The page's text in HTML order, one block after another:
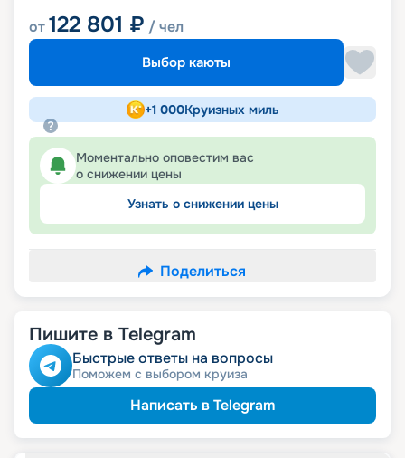
от122 801 ₽ / чел
Выбор каюты
+1 000Круизных миль
Моментально оповестим вас
о снижении цены
Узнать о снижении цены
Поделиться
Пишите в Telegram
Быстрые ответы на вопросы
Поможем с выбором круиза
Написать в Telegram